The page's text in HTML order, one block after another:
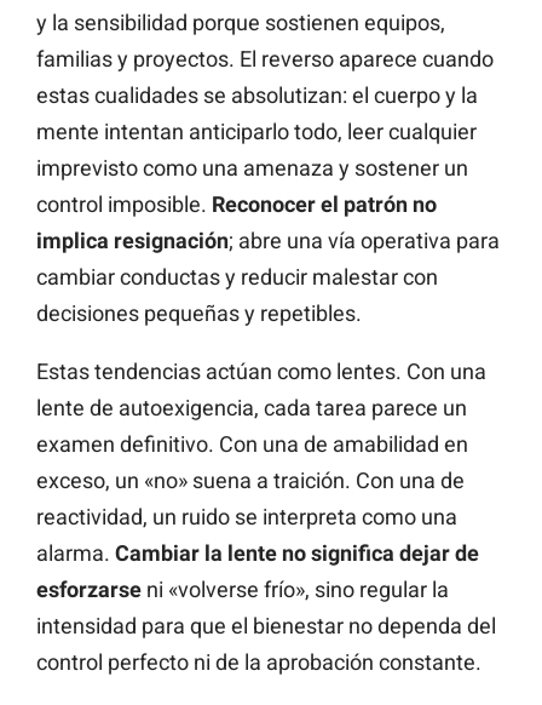
y la sensibilidad porque sostienen equipos,
familias y proyectos. El reverso aparece cuando
estas cualidades se absolutizan: el cuerpo y la
mente intentan anticiparlo todo, leer cualquier
imprevisto como una amenaza y sostener un
control imposible. Reconocer el patrón no
implica resignación; abre una vía operativa para
cambiar conductas y reducir malestar con
decisiones pequeñas y repetibles.
Estas tendencias actúan como lentes. Con una
lente de autoexigencia, cada tarea parece un
examen definitivo. Con una de amabilidad en
exceso, un «no» suena a traición. Con una de
reactividad, un ruido se interpreta como una
alarma. Cambiar la lente no significa dejar de
esforzarse ni «volverse frío», sino regular la
intensidad para que el bienestar no dependa del
control perfecto ni de la aprobación constante.